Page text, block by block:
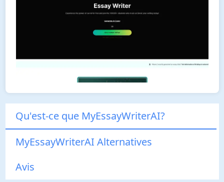
Qu'est-ce que MyEssayWriterAI?
MyEssayWriterAI Alternatives
Avis